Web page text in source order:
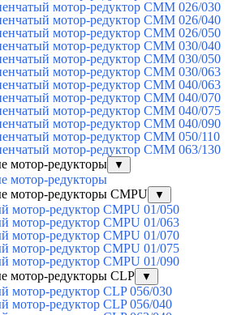
мотор-редуктор CMM 026/030
мотор-редуктор CMM 026/040
мотор-редуктор CMM 026/050
мотор-редуктор CMM 030/040
мотор-редуктор CMM 030/050
мотор-редуктор CMM 030/063
мотор-редуктор CMM 040/063
мотор-редуктор CMM 040/070
мотор-редуктор CMM 040/075
мотор-редуктор CMM 040/090
мотор-редуктор CMM 050/110
мотор-редуктор CMM 063/130
мотор-редукторы
▼
мотор-редукторы
мотор-редукторы CMPU
▼
мотор-редуктор CMPU 01/050
мотор-редуктор CMPU 01/063
мотор-редуктор CMPU 01/070
мотор-редуктор CMPU 01/075
мотор-редуктор CMPU 01/090
мотор-редукторы CLP
▼
мотор-редуктор CLP 056/030
мотор-редуктор CLP 056/040